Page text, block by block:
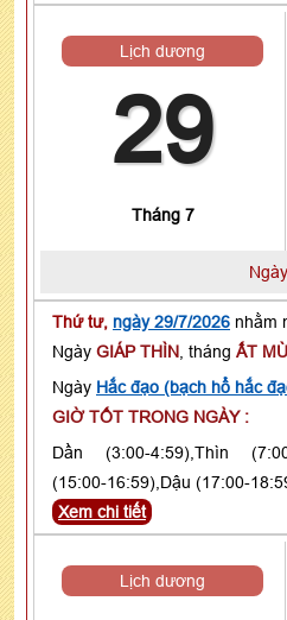
Lịch dương
29
Tháng 7
Ngày
Thứ tư, ngày 29/7/2026 nhằm
Ngày GIÁP THÌN , tháng ẤT
Ngày Hắc đạo (bạch hổ hắc
GIỜ TỐT TRONG NGÀY :
Dần (3:00-4:59),Thìn
(15:00-16:59),Dậu (17:00-
Xem chi tiết
Lịch dương